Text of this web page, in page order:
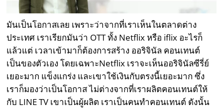
มันเป็นโอกาสเลย เพราะว่าจากที่เราเห็นในตลาดต่าง
ประเทศ เราเรียกมันว่า OTT ทั้ง Netflix หรือ iflix อะไรก็
แล้วแต่ เวลาเข้ามาก็ต้องการสร้าง ออริจินัล คอนเทนต์
เป็นของตัวเอง โดยเฉพาะNetflix เราจะเห็นออริจินัลซีรี่ย์
เยอะมาก แข็งแกร่ง และเขาใช้เงินกับตรงนี้เยอะมาก ซึ่ง
เราก็มองว่าเป็นโอกาส ไม่ต่างจากที่เราผลิตคอนเทนต์ให้
กับ LINE TV เขาเป็นผู้ผลิต เราเป็นคนทำคอนเทนต์ ดังนั้น